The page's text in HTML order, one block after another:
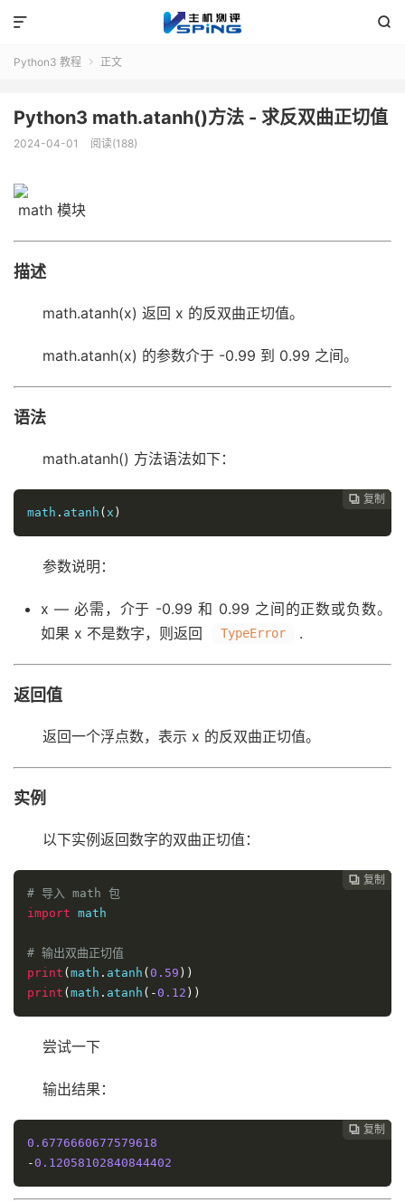


Python3 教程  正文
Python3 math.atanh()方法 - 求反双曲正切值
2024-04-01 阅读(188)
math 模块
描述
math.atanh(x) 返回 x 的反双曲正切值。
math.atanh(x) 的参数介于 -0.99 到 0.99 之间。
语法
math.atanh() 方法语法如下：
 复制
 复制
 复制
 复制
 复制
math . atanh ( x )
参数说明：
x — 必需，介于 -0.99 和 0.99 之间的正数或负数。
如果 x 不是数字，则返回 ​
TypeError ​.
返回值
返回一个浮点数，表示 x 的反双曲正切值。
实例
以下实例返回数字的双曲正切值：
 复制
 复制
 复制
 复制
# 导入 math 包
import math
# 输出双曲正切值
print ( math . atanh ( 0.59 ))
print ( math . atanh (-0.12 ))
尝试一下
输出结果：
 复制
 复制
 复制
0.6776660677579618
-0.12058102840844402